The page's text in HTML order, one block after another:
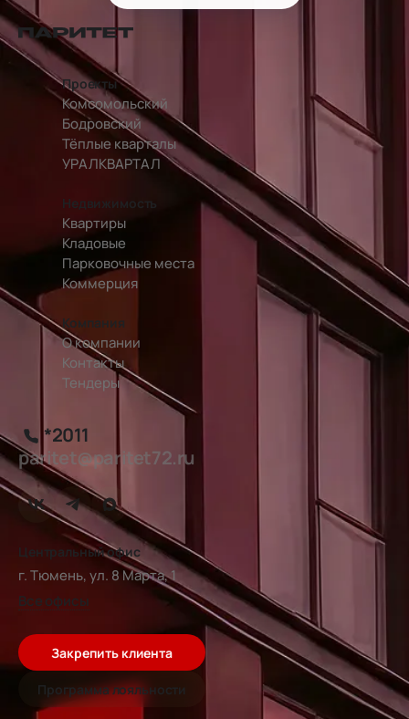
перейти на главную страницу
Проекты
Комсомольский
Бодровский
Тёплые кварталы
УРАЛКВАРТАЛ
Недвижимость
Квартиры
Кладовые
Парковочные места
Коммерция
Компания
О компании
Контакты
Тендеры
*2011
paritet@paritet72.ru
Центральный офис
г. Тюмень, ул. 8 Марта, 1
Все офисы
Закрепить клиента
Программа лояльности